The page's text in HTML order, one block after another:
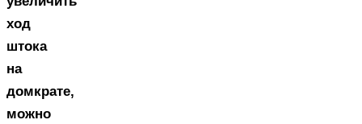
ход
штока
на
домкрате,
можно